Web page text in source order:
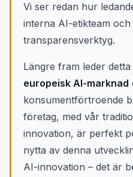
Vi ser redan hur
interna AI-etikteam
transparensverktyg.
Längre fram leder
europeisk AI-marknad
konsumentförtroende
företag, med vår
innovation, är perfekt
nytta av denna
AI-innovation – det är